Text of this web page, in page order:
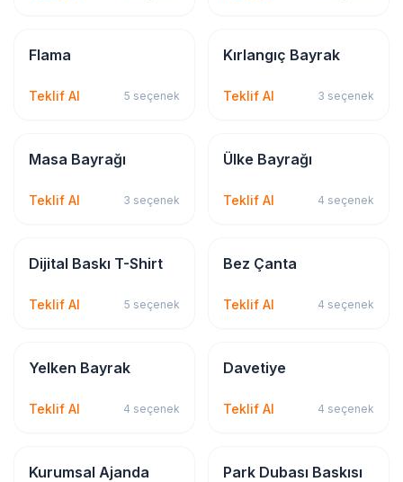
Tabela & Reklam
Flama
Teklif Al 5 seçenek
Bayrak & Flama
Kırlangıç Bayrak
Teklif Al 3 seçenek
Bayrak & Flama
Masa Bayrağı
Teklif Al 3 seçenek
Bayrak & Flama
Ülke Bayrağı
Teklif Al 4 seçenek
Tekstil Baskı
Dijital Baskı T-Shirt
Teklif Al 5 seçenek
Tekstil Baskı
Bez Çanta
Teklif Al 4 seçenek
Bayrak & Flama
Yelken Bayrak
Teklif Al 4 seçenek
Kırtasiye & Matbu
Davetiye
Teklif Al 4 seçenek
Kırtasiye & Matbu
Kurumsal Ajanda Dijital & Geniş Format
Park Dubası Baskısı